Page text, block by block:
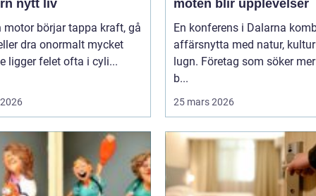
nytt liv
motor börjar tappa kraft, gå
dra onormalt mycket
ligger felet ofta i cyli...
möten blir upplevelser
En konferens i Dalarna
affärsnytta med natur,
lugn. Företag som söker
b...
25 mars 2026